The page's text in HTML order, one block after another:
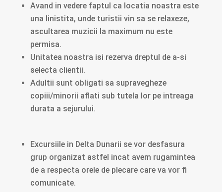
Avand in vedere faptul ca locatia noastra este
una linistita, unde turistii vin sa se relaxeze,
ascultarea muzicii la maximum nu este
permisa.
Unitatea noastra isi rezerva dreptul de a-si
selecta clientii.
Adultii sunt obligati sa supravegheze
copiii/minorii aflati sub tutela lor pe intreaga
durata a sejurului.
Excursiile in Delta Dunarii se vor desfasura
grup organizat astfel incat avem rugamintea
de a respecta orele de plecare care va vor fi
comunicate.